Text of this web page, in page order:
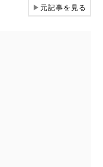
▶元記事を見る